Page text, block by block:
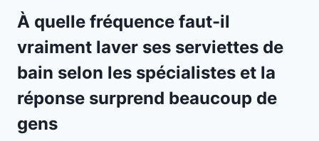
À quelle fréquence faut-il
vraiment laver ses serviettes de
bain selon les spécialistes et la
réponse surprend beaucoup de
gens